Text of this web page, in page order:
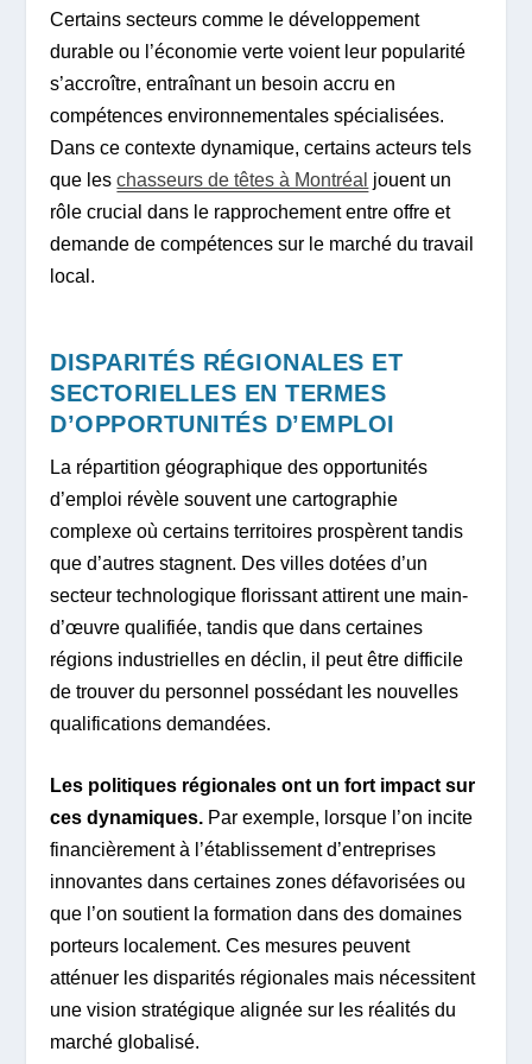
Certains secteurs comme le développement
durable ou l’économie verte voient leur popularité
s’accroître, entraînant un besoin accru en
compétences environnementales spécialisées.
Dans ce contexte dynamique, certains acteurs tels
que leschasseurs de têtes à Montréal jouent un
rôle crucial dans le rapprochement entre offre et
demande de compétences sur le marché du travail
local.
DISPARITÉS RÉGIONALES ET
SECTORIELLES EN TERMES
D’OPPORTUNITÉS D’EMPLOI
La répartition géographique des opportunités
d’emploi révèle souvent une cartographie
complexe où certains territoires prospèrent tandis
que d’autres stagnent. Des villes dotées d’un
secteur technologique florissant attirent une main-
d’œuvre qualifiée, tandis que dans certaines
régions industrielles en déclin, il peut être difficile
de trouver du personnel possédant les nouvelles
qualifications demandées.
Les politiques régionales ont un fort impact sur
ces dynamiques. Par exemple, lorsque l’on incite
financièrement à l’établissement d’entreprises
innovantes dans certaines zones défavorisées ou
que l’on soutient la formation dans des domaines
porteurs localement. Ces mesures peuvent
atténuer les disparités régionales mais nécessitent
une vision stratégique alignée sur les réalités du
marché globalisé.